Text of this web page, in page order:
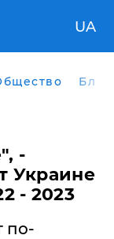
UA
-
Украине
- 2023
по-